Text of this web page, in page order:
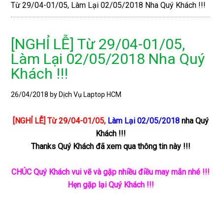
Từ 29/04-01/05, Làm Lại 02/05/2018 Nha Quý Khách !!!
[NGHỈ LỄ] Từ 29/04-01/05,
Làm Lại 02/05/2018 Nha Quý
Khách !!!
26/04/2018 by Dịch Vụ Laptop HCM
[NGHỈ LỄ] Từ 29/04-01/05, Làm Lại 02/05/2018nha Quý
Khách !!!
Thanks Quý Khách đã xem qua thông tin này !!!
CHÚC Quý Khách vui vẽ và gặp nhiều điều may mắn nhé !!!
Hẹn gặp lại Quý Khách !!!